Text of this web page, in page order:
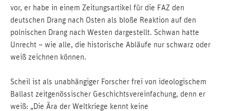
vor, er habe in einem Zeitungsartikel für die FAZ den
deutschen Drang nach Osten als bloße Reaktion auf den
polnischen Drang nach Westen dargestellt. Schwan hatte
Unrecht – wie alle, die historische Abläufe nur schwarz oder
weiß zeichnen können.
Scheil ist als unabhängiger Forscher frei von ideologischem
Ballast zeitgenössischer Geschichtsvereinfachung, denn er
weiß: „Die Ära der Weltkriege kennt keine